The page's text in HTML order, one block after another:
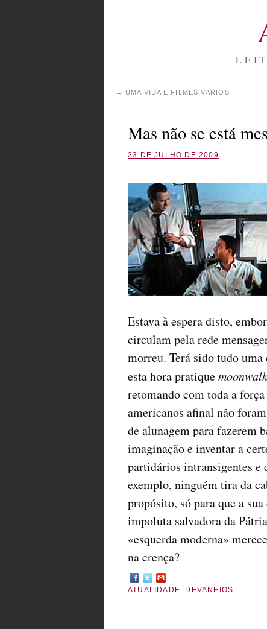
← UMA VIDA E FILMES VÁRIOS
Mas não se está
23 DE JULHO DE 2009
Estava à espera disto,
circulam pela rede
morreu. Terá sido tudo uma
esta hora pratiquemoonwalk
retomando com toda a
americanos afinal não
de alunagem para fazerem
imaginação e inventar a
partidários intransigentes e
exemplo, ninguém tira da
propósito, só para que a
impoluta salvadora da
«esquerda moderna»
na crença?
ATUALIDADE, DEVANEIOS.